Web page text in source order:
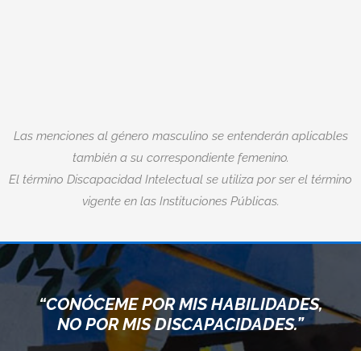
Las menciones al género masculino se entenderán aplicables
también a su correspondiente femenino.
El término Discapacidad Intelectual se utiliza por ser el término
vigente en las Instituciones Públicas.
“CONÓCEME POR MIS HABILIDADES,
NO POR MIS DISCAPACIDADES.”